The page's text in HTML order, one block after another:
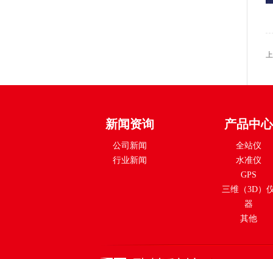
新闻资询
公司新闻
行业新闻
产品中心
全站仪
水准仪
GPS
三维（3D）
器
其他